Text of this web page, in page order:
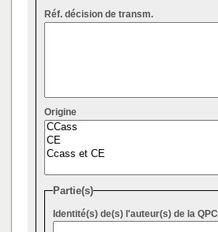
Réf. décision de transm.
Origine
Partie(s)
Identité(s) de(s) l'auteur(s) de la QPC